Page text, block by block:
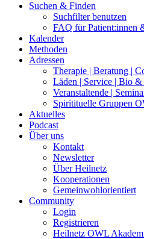
Suchen & Finden
Suchfilter benutzen
FAQ für Patient:innen
Kalender
Methoden
Adressen
Therapie | Beratung |
Läden | Service | Bio
Veranstaltende |
Spiritituelle Gruppen
Aktuelles
Podcast
Über uns
Kontakt
Newsletter
Über Heilnetz
Kooperationen
Gemeinwohlorientiert
Community
Login
Registrieren
Heilnetz OWL